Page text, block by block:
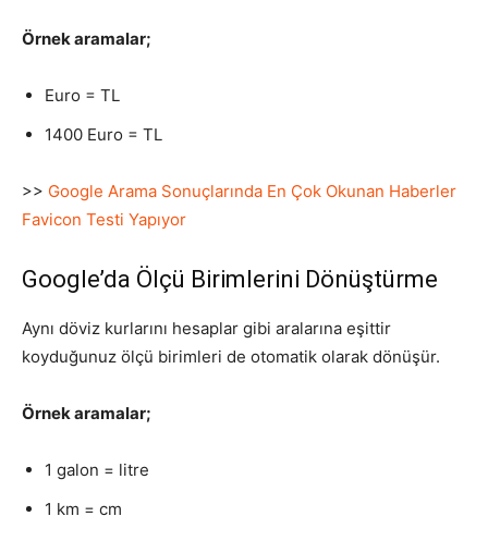
Örnek aramalar;
Euro = TL
1400 Euro = TL
>> Google Arama Sonuçlarında En Çok Okunan Haberler
Favicon Testi Yapıyor
Google’da Ölçü Birimlerini Dönüştürme
Aynı döviz kurlarını hesaplar gibi aralarına eşittir
koyduğunuz ölçü birimleri de otomatik olarak dönüşür.
Örnek aramalar;
1 galon = litre
1 km = cm